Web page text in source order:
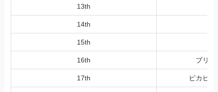
13th
14th
15th
16th ブリー
17th ピカピ